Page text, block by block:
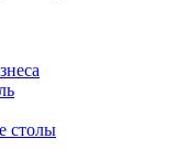
столы